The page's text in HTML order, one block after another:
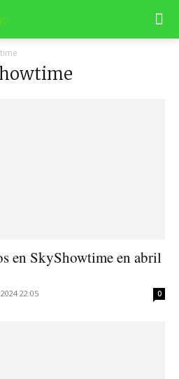
en SkyShowtime en abril
22:05 0